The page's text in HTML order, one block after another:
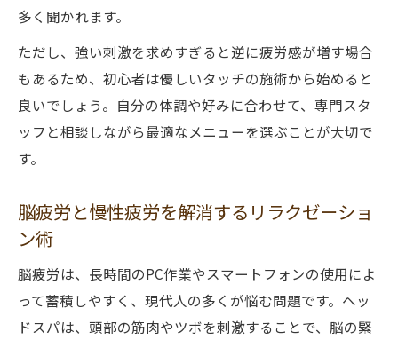
多く聞かれます。
ただし、強い刺激を求めすぎると逆に疲労感が増す場合
もあるため、初心者は優しいタッチの施術から始めると
良いでしょう。自分の体調や好みに合わせて、専門スタ
ッフと相談しながら最適なメニューを選ぶことが大切で
す。
脳疲労と慢性疲労を解消するリラクゼーショ
ン術
脳疲労は、長時間のPC作業やスマートフォンの使用によ
って蓄積しやすく、現代人の多くが悩む問題です。ヘッ
ドスパは、頭部の筋肉やツボを刺激することで、脳の緊